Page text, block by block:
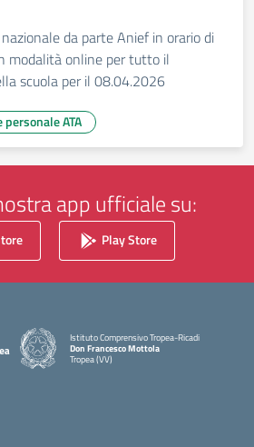
da parte Anief in orario di
modalità online per tutto il
scuola per il 08.04.2026
ATA
app ufficiale su:
Play Store
Istituto Comprensivo Tropea-Ricadi
Don Francesco Mottola
Tropea (VV)
— Visita la pagina iniziale della scuola